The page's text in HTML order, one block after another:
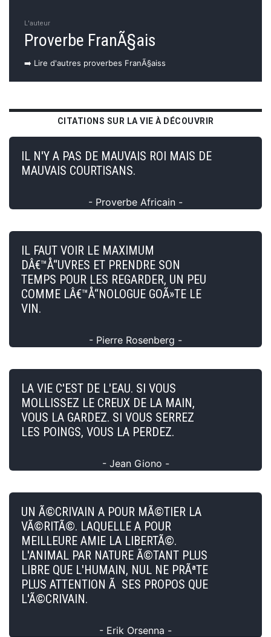
L'auteur
Proverbe FranÃ§ais
➡️ Lire d'autres proverbes FranÃ§aiss
CITATIONS SUR LA VIE À DÉCOUVRIR
IL N'Y A PAS DE MAUVAIS ROI MAIS DE
MAUVAIS COURTISANS.
- Proverbe Africain -
IL FAUT VOIR LE MAXIMUM
DÂ€™Å“UVRES ET PRENDRE SON
TEMPS POUR LES REGARDER, UN PEU
COMME LÂ€™Å“NOLOGUE GOÃ»TE LE
VIN.
- Pierre Rosenberg -
LA VIE C'EST DE L'EAU. SI VOUS
MOLLISSEZ LE CREUX DE LA MAIN,
VOUS LA GARDEZ. SI VOUS SERREZ
LES POINGS, VOUS LA PERDEZ.
- Jean Giono -
UN Ã©CRIVAIN A POUR MÃ©TIER LA
VÃ©RITÃ©. LAQUELLE A POUR
MEILLEURE AMIE LA LIBERTÃ©.
L'ANIMAL PAR NATURE Ã©TANT PLUS
LIBRE QUE L'HUMAIN, NUL NE PRÃªTE
PLUS ATTENTION Ã SES PROPOS QUE
L'Ã©CRIVAIN.
- Erik Orsenna -